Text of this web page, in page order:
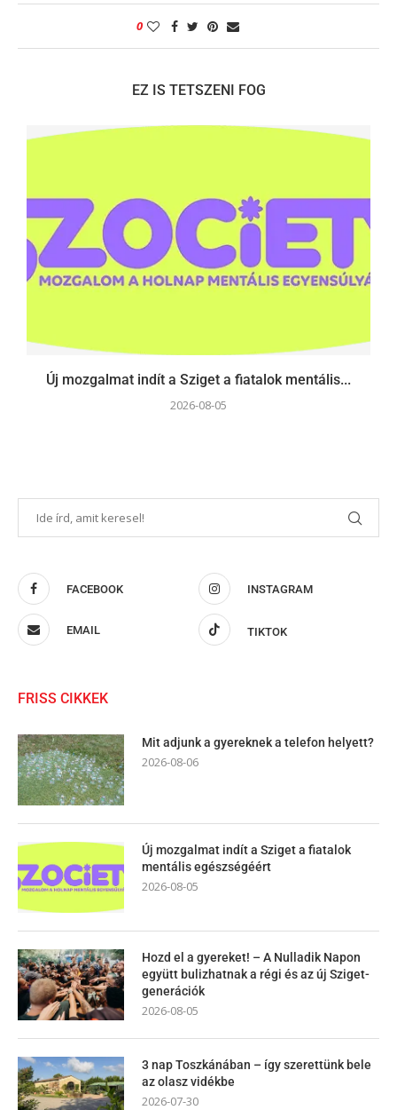
0
EZ IS TETSZENI FOG
Új mozgalmat indít a Sziget a fiatalok mentális...
2026-08-05
FACEBOOK INSTAGRAM
EMAIL TIKTOK
FRISS CIKKEK
Mit adjunk a gyereknek a telefon helyett?
2026-08-06
Új mozgalmat indít a Sziget a fiatalok
mentális egészségéért
2026-08-05
Hozd el a gyereket! – A Nulladik Napon
együtt bulizhatnak a régi és az új Sziget-
generációk
2026-08-05
3 nap Toszkánában – így szerettünk bele
az olasz vidékbe
2026-07-30